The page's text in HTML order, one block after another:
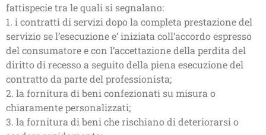
fattispecie tra le quali si segnalano:
1. i contratti di servizi dopo la completa prestazione del
servizio se l’esecuzione e’ iniziata coll’accordo espresso
del consumatore e con l’accettazione della perdita del
diritto di recesso a seguito della piena esecuzione del
contratto da parte del professionista;
2. la fornitura di beni confezionati su misura o
chiaramente personalizzati;
3. la fornitura di beni che rischiano di deteriorarsi o